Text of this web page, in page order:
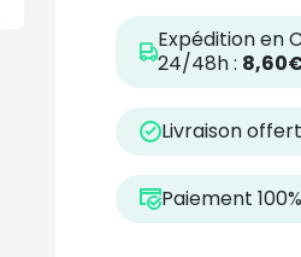
Expédition en
24/48h :
Livraison
Paiement